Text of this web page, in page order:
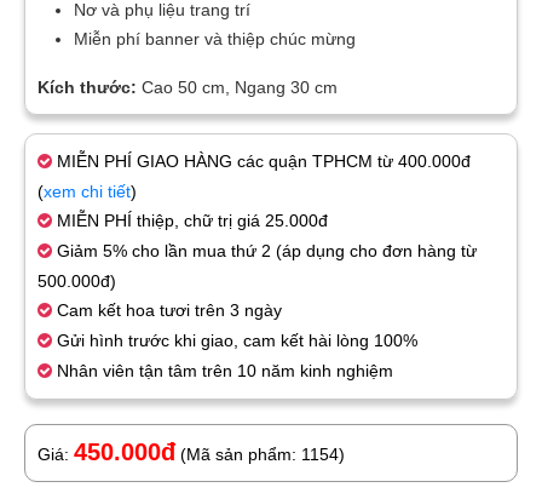
Nơ và phụ liệu trang trí
Miễn phí banner và thiệp chúc mừng
Kích thước: Cao 50 cm, Ngang 30 cm
MIỄN PHÍ GIAO HÀNG các quận TPHCM từ 400.000đ
(xem chi tiết)
MIỄN PHÍ thiệp, chữ trị giá 25.000đ
Giảm 5% cho lần mua thứ 2 (áp dụng cho đơn hàng từ
500.000đ)
Cam kết hoa tươi trên 3 ngày
Gửi hình trước khi giao, cam kết hài lòng 100%
Nhân viên tận tâm trên 10 năm kinh nghiệm
Giá: 450.000đ (Mã sản phẩm: 1154)